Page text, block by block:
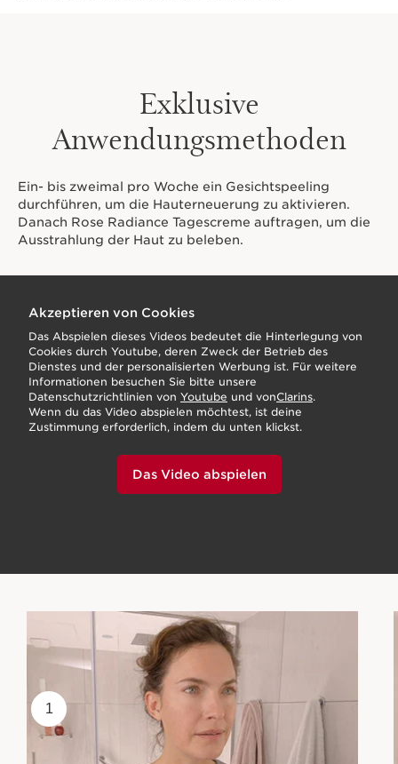
Exklusive
Anwendungsmethoden
Ein- bis zweimal pro Woche ein Gesichtspeeling
durchführen, um die Hauterneuerung zu aktivieren.
Danach Rose Radiance Tagescreme auftragen, um die
Ausstrahlung der Haut zu beleben.
Akzeptieren von Cookies
Das Abspielen dieses Videos bedeutet die Hinterlegung von
Cookies durch Youtube, deren Zweck der Betrieb des
Dienstes und der personalisierten Werbung ist. Für weitere
Informationen besuchen Sie bitte unsere
Datenschutzrichtlinien von Youtube und vonClarins.
Wenn du das Video abspielen möchtest, ist deine
Zustimmung erforderlich, indem du unten klickst.
Das Video abspielen
1